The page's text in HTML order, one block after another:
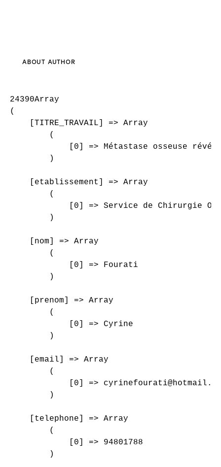
ABOUT AUTHOR
24390Array
(
    [TITRE_TRAVAIL] => Array
        (
[0] => Métastase osseuse
        )
    [etablissement] => Array
        (
[0] => Service de Chirurgie
        )
    [nom] => Array
        (
            [0] => Fourati
        )
    [prenom] => Array
        (
            [0] => Cyrine
        )
    [email] => Array
        (
[0] =>
        )
    [telephone] => Array
        (
            [0] => 94801788
        )